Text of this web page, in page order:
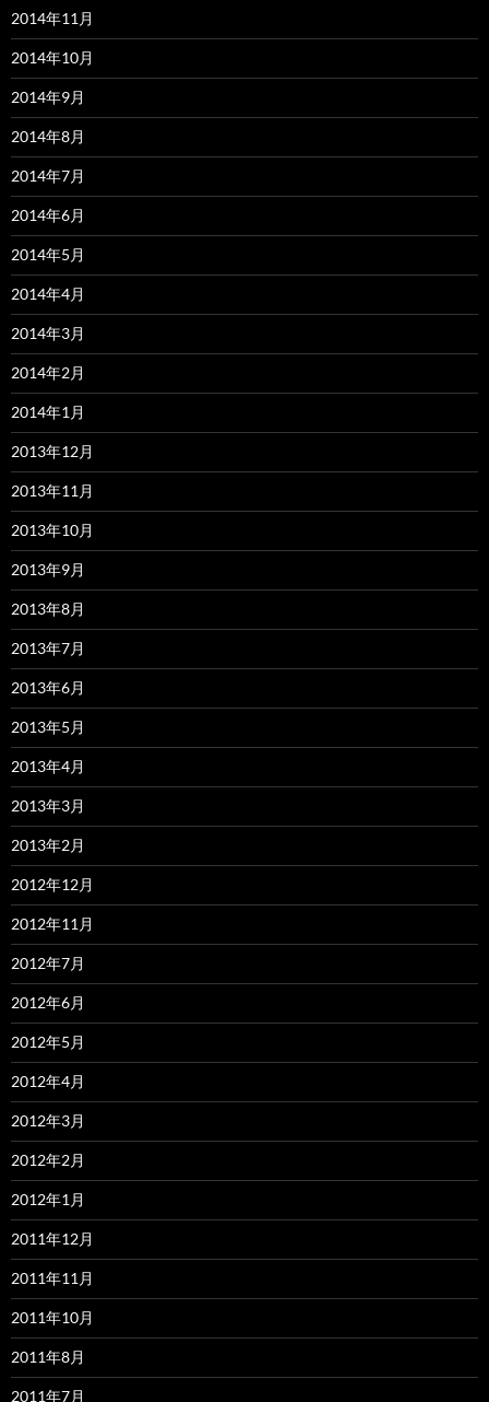
2014年11月
2014年10月
2014年9月
2014年8月
2014年7月
2014年6月
2014年5月
2014年4月
2014年3月
2014年2月
2014年1月
2013年12月
2013年11月
2013年10月
2013年9月
2013年8月
2013年7月
2013年6月
2013年5月
2013年4月
2013年3月
2013年2月
2012年12月
2012年11月
2012年7月
2012年6月
2012年5月
2012年4月
2012年3月
2012年2月
2012年1月
2011年12月
2011年11月
2011年10月
2011年8月
2011年7月